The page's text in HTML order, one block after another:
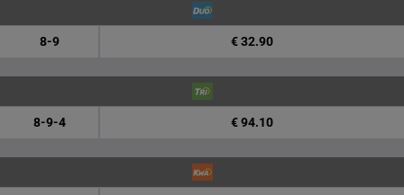
8-9 € 32.90
8-9-4 € 94.10